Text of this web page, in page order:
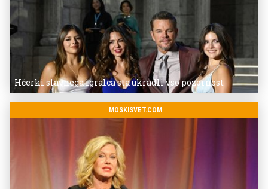
Hčerki slavnega igralca sta ukradli vso pozornost
MOSKISVET.COM